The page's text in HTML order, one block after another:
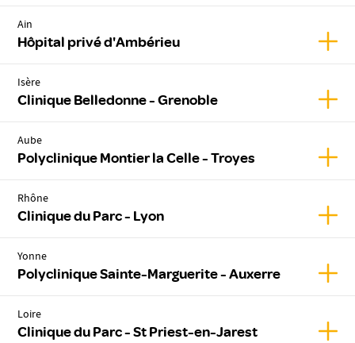
Ain
Hôpital privé d'Ambérieu
Isère
Clinique Belledonne - Grenoble
Aube
Polyclinique Montier la Celle - Troyes
Rhône
Clinique du Parc - Lyon
Yonne
Polyclinique Sainte-Marguerite - Auxerre
Loire
Clinique du Parc - St Priest-en-Jarest